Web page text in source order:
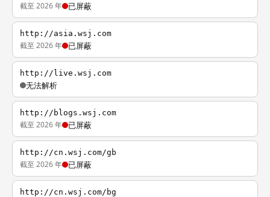
截至 2026 年 已屏蔽
http://asia.wsj.com
截至 2026 年 已屏蔽
http://live.wsj.com
无法解析
http://blogs.wsj.com
截至 2026 年 已屏蔽
http://cn.wsj.com/gb
截至 2026 年 已屏蔽
http://cn.wsj.com/bg